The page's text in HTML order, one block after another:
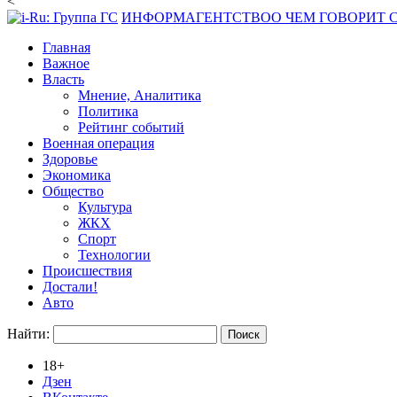
ИНФОРМАГЕНТСТВОО ЧЕМ ГОВОРИТ
Главная
Важное
Власть
Мнение, Аналитика
Политика
Рейтинг событий
Военная операция
Здоровье
Экономика
Общество
Культура
ЖКХ
Спорт
Технологии
Происшествия
Достали!
Авто
Найти:
18+
Дзен